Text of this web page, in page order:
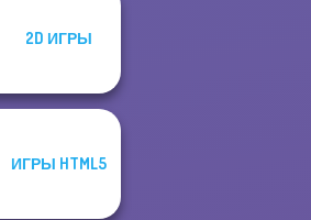
2D ИГРЫ
ИГРЫ HTML5